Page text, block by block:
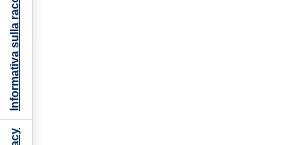
Informativa sulla raccolta